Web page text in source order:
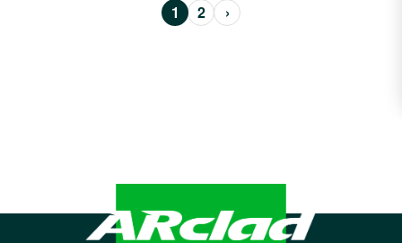
Página actual
1
Página
2
Siguiente página
›